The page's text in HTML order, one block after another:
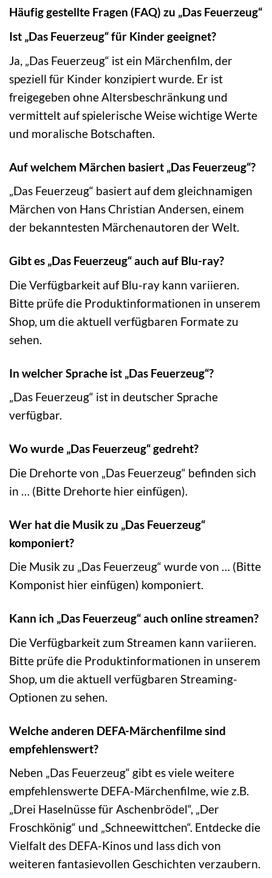
Häufig gestellte Fragen (FAQ) zu „Das Feuerzeug“
Ist „Das Feuerzeug“ für Kinder geeignet?
Ja, „Das Feuerzeug“ ist ein Märchenfilm, der
speziell für Kinder konzipiert wurde. Er ist
freigegeben ohne Altersbeschränkung und
vermittelt auf spielerische Weise wichtige Werte
und moralische Botschaften.
Auf welchem Märchen basiert „Das Feuerzeug“?
„Das Feuerzeug“ basiert auf dem gleichnamigen
Märchen von Hans Christian Andersen, einem
der bekanntesten Märchenautoren der Welt.
Gibt es „Das Feuerzeug“ auch auf Blu-ray?
Die Verfügbarkeit auf Blu-ray kann variieren.
Bitte prüfe die Produktinformationen in unserem
Shop, um die aktuell verfügbaren Formate zu
sehen.
In welcher Sprache ist „Das Feuerzeug“?
„Das Feuerzeug“ ist in deutscher Sprache
verfügbar.
Wo wurde „Das Feuerzeug“ gedreht?
Die Drehorte von „Das Feuerzeug“ befinden sich
in … (Bitte Drehorte hier einfügen).
Wer hat die Musik zu „Das Feuerzeug“
komponiert?
Die Musik zu „Das Feuerzeug“ wurde von … (Bitte
Komponist hier einfügen) komponiert.
Kann ich „Das Feuerzeug“ auch online streamen?
Die Verfügbarkeit zum Streamen kann variieren.
Bitte prüfe die Produktinformationen in unserem
Shop, um die aktuell verfügbaren Streaming-
Optionen zu sehen.
Welche anderen DEFA-Märchenfilme sind
empfehlenswert?
Neben „Das Feuerzeug“ gibt es viele weitere
empfehlenswerte DEFA-Märchenfilme, wie z.B.
„Drei Haselnüsse für Aschenbrödel“, „Der
Froschkönig“ und „Schneewittchen“. Entdecke die
Vielfalt des DEFA-Kinos und lass dich von
weiteren fantasievollen Geschichten verzaubern.